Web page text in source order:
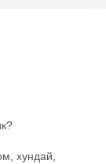
хундай,